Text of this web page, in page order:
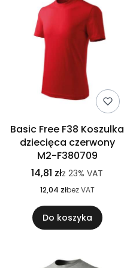
Basic Free F38 Koszulka
dziecięca czerwony
M2-F380709
14,81 złz 23% VAT
12,04 złbez VAT
Do koszyka